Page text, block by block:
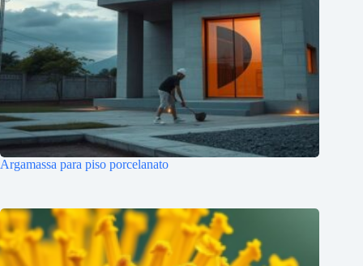
Argamassa para piso porcelanato